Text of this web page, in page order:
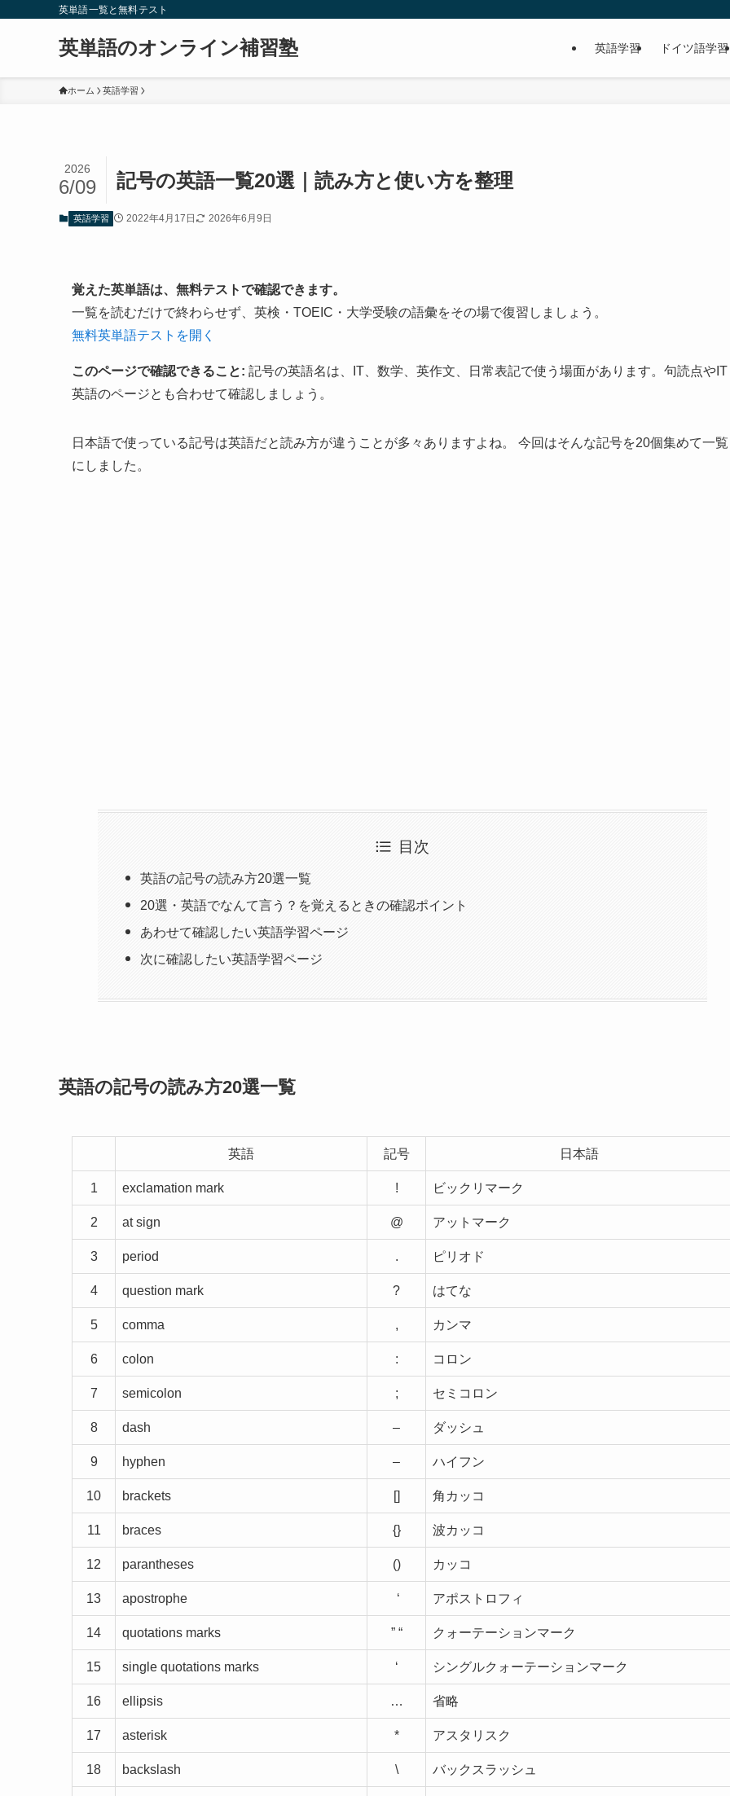
英単語一覧と無料テスト
英単語のオンライン補習塾 英語学習 ドイツ語学習
ホーム 英語学習
記号の英語一覧20選｜読み方と使い方を整理
2026
6/09
英語学習 2022年4月17日 2026年6月9日
覚えた英単語は、無料テストで確認できます。
一覧を読むだけで終わらせず、英検・TOEIC・大学受験の語彙をその場で復習しましょう。
無料英単語テストを開く
このページで確認できること: 記号の英語名は、IT、数学、英作文、日常表記で使う場面があります。句読点やIT
英語のページとも合わせて確認しましょう。
日本語で使っている記号は英語だと読み方が違うことが多々ありますよね。 今回はそんな記号を20個集めて一覧
にしました。
目次
英語の記号の読み方20選一覧
20選・英語でなんて言う？を覚えるときの確認ポイント
あわせて確認したい英語学習ページ
次に確認したい英語学習ページ
英語の記号の読み方20選一覧
英語 記号 日本語
1 exclamation mark ! ビックリマーク
2 at sign @ アットマーク
3 period . ピリオド
4 question mark ? はてな
5 comma , カンマ
6 colon : コロン
7 semicolon ; セミコロン
8 dash – ダッシュ
9 hyphen – ハイフン
10 brackets [] 角カッコ
11 braces {} 波カッコ
12 parantheses () カッコ
13 apostrophe ‘ アポストロフィ
14 quotations marks ” “ クォーテーションマーク
15 single quotations marks ‘ シングルクォーテーションマーク
16 ellipsis … 省略
17 asterisk * アスタリスク
18 backslash \ バックスラッシュ